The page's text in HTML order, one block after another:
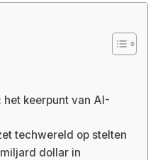
het keerpunt van AI-
techwereld op stelten
dollar in